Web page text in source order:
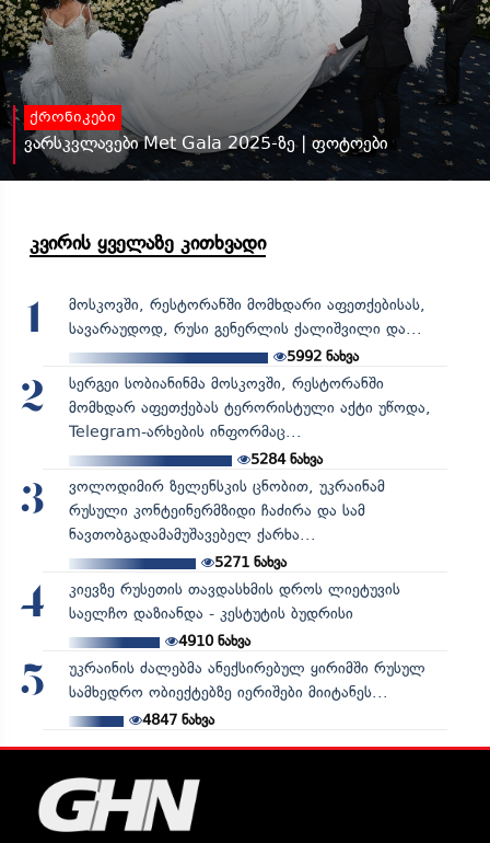
ქრონიკები
ვარსკვლავები Met Gala 2025-ზე | ფოტოები
კვირის ყველაზე კითხვადი
1
მოსკოვში, რესტორანში მომხდარი აფეთქებისას,
სავარაუდოდ, რუსი გენერლის ქალიშვილი და...
5992 ნახვა
2
სერგეი სობიანინმა მოსკოვში, რესტორანში
მომხდარ აფეთქებას ტერორისტული აქტი უწოდა,
Telegram-არხების ინფორმაც...
5284ნახვა
3
ვოლოდიმირ ზელენსკის ცნობით, უკრაინამ
რუსული კონტეინერმზიდი ჩაძირა და სამ
ნავთობგადამამუშავებელ ქარხა...
5271ნახვა
4
კიევზე რუსეთის თავდასხმის დროს ლიეტუვის
საელჩო დაზიანდა - კესტუტის ბუდრისი
4910ნახვა
5
უკრაინის ძალებმა ანექსირებულ ყირიმში რუსულ
სამხედრო ობიექტებზე იერიშები მიიტანეს...
4847ნახვა